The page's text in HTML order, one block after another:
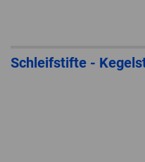
Schleifstifte -